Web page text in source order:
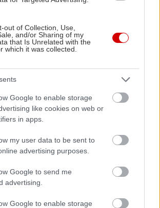
out of Collection, Use,
and/or Sharing of my
that Is Unrelated with the
which it was collected.
Google to enable storage
like cookies on web or
in apps.
my user data to be sent to
advertising purposes.
Google to send me
advertising.
Google to enable storage